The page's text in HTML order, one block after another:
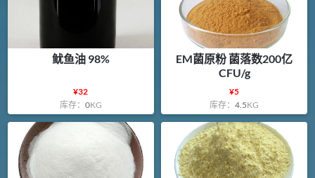
鱿鱼油 98%
¥32
库存： 0KG
EM菌原粉 菌落数200亿
CFU/g
¥5
库存：4.5KG